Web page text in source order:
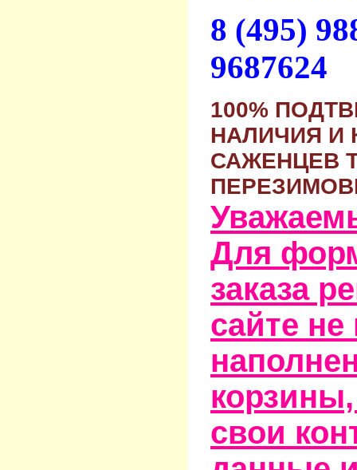
8 (495)
9687624
100%
НАЛИЧИЯ И
САЖЕНЦЕВ
Для
заказа
сайте
свои